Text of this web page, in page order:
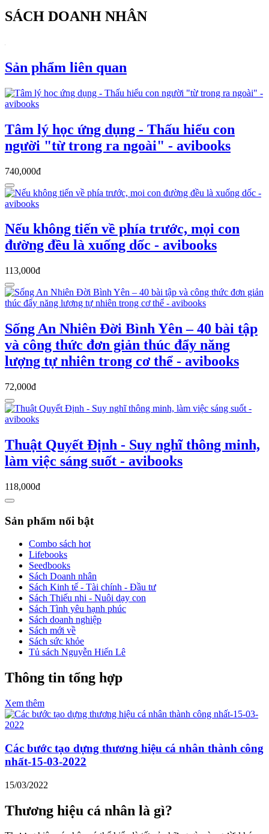
SÁCH DOANH NHÂN
Sản phẩm liên quan
Tâm lý học ứng dụng - Thấu hiểu con
người "từ trong ra ngoài" - avibooks
740,000đ
Nếu không tiến về phía trước, mọi con
đường đều là xuống dốc - avibooks
113,000đ
Sống An Nhiên Đời Bình Yên – 40 bài tập
và công thức đơn giản thúc đẩy năng
lượng tự nhiên trong cơ thể - avibooks
72,000đ
Thuật Quyết Định - Suy nghĩ thông minh,
làm việc sáng suốt - avibooks
118,000đ
Sản phẩm nổi bật
Combo sách hot
Lifebooks
Seedbooks
Sách Doanh nhân
Sách Kinh tế - Tài chính - Đầu tư
Sách Thiếu nhi - Nuôi dạy con
Sách Tình yêu hạnh phúc
Sách doanh nghiệp
Sách mới về
Sách sức khỏe
Tủ sách Nguyễn Hiến Lê
Thông tin tổng hợp
Xem thêm
Các bước tạo dựng thương hiệu cá nhân thành công
nhất-15-03-2022
15/03/2022
Thương hiệu cá nhân là gì?